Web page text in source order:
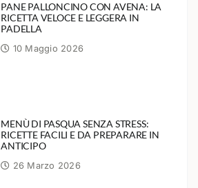
PANE PALLONCINO CON AVENA: LA
RICETTA VELOCE E LEGGERA IN
PADELLA
10 Maggio 2026
MENÙ DI PASQUA SENZA STRESS:
RICETTE FACILI E DA PREPARARE IN
ANTICIPO
26 Marzo 2026